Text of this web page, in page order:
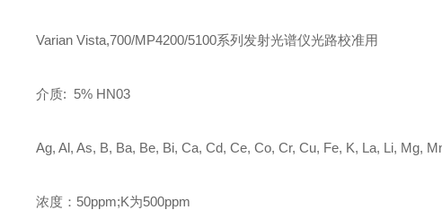
Varian Vista,700/MP4200/5100系列发射光谱仪光路校准用
介质: 5% HN03
Ag, Al, As, B, Ba, Be, Bi, Ca, Cd, Ce, Co, Cr, Cu, Fe, K, La, Li, Mg,
浓度： 50ppm;K为500ppm